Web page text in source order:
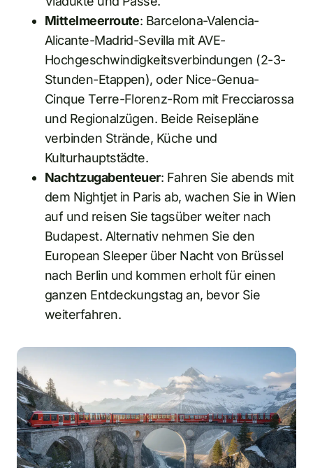
Mittelmeerroute: Barcelona-Valencia-
Alicante-Madrid-Sevilla mit AVE-
Hochgeschwindigkeitsverbindungen (2-3-
Stunden-Etappen), oder Nice-Genua-
Cinque Terre-Florenz-Rom mit Frecciarossa
und Regionalzügen. Beide Reisepläne
verbinden Strände, Küche und
Kulturhauptstädte.
Nachtzugabenteuer: Fahren Sie abends mit
dem Nightjet in Paris ab, wachen Sie in Wien
auf und reisen Sie tagsüber weiter nach
Budapest. Alternativ nehmen Sie den
European Sleeper über Nacht von Brüssel
nach Berlin und kommen erholt für einen
ganzen Entdeckungstag an, bevor Sie
weiterfahren.